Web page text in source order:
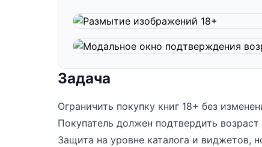
Задача
Ограничить покупку книг 18+ без
Покупатель должен подтвердить
Защита на уровне каталога и виджетов,